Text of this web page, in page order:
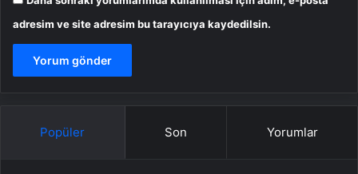
adresim ve site adresim bu tarayıcıya kaydedilsin.
Popüler Son Yorumlar